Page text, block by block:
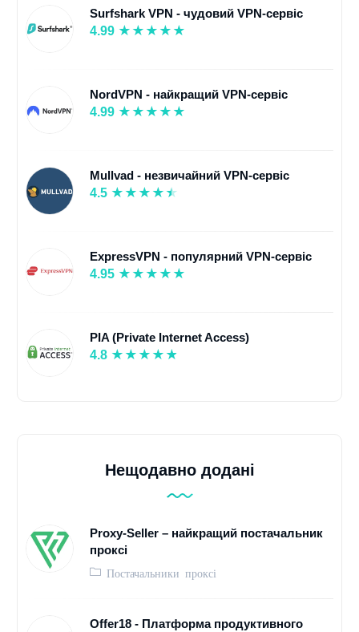
Surfshark VPN - чудовий VPN-сервіс
4.99
NordVPN - найкращий VPN-сервіс
4.99
Mullvad - незвичайний VPN-сервіс
4.5
ExpressVPN - популярний VPN-сервіс
4.95
PIA (Private Internet Access)
4.8
Нещодавно додані
Proxy-Seller – найкращий постачальник
проксі
Постачальники проксі
Offer18 - Платформа продуктивного